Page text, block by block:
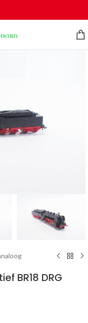
BR18 DRG